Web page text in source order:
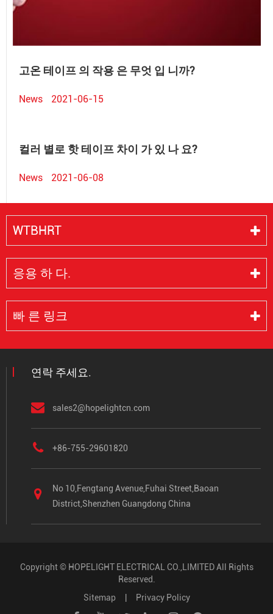
고온 테이프 의 작용 은 무엇 입 니까?
News 2021-06-15
컬러 별로 핫 테이프 차이 가 있 나 요?
News 2021-06-08
WTBHRT
응용 하 다.
빠 른 링크
연락 주세요.
sales2@hopelightcn.com
+86-755-29601820
No 10,Fengtang Avenue,Fuhai Street,Baoan
District,Shenzhen Guangdong China
Copyright © HOPELIGHT ELECTRICAL CO.,LIMITEDAll Rights
Reserved.
Sitemap| Privacy Policy